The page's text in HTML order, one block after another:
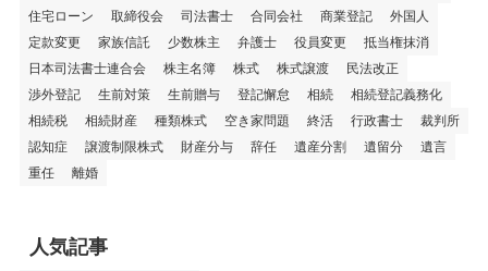
住宅ローン
取締役会 司法書士 合同会社 商業登記
外国人
定款変更
家族信託 少数株主 弁護士 役員変更
抵当権抹消
日本司法書士連合会
株主名簿 株式 株式譲渡
民法改正
渉外登記
生前対策 生前贈与 登記懈怠 相続
相続登記義務化
相続税
相続財産 種類株式 空き家問題 終活 行政書士
裁判所
認知症
譲渡制限株式 財産分与 辞任 遺産分割 遺留分
遺言
重任
離婚
人気記事